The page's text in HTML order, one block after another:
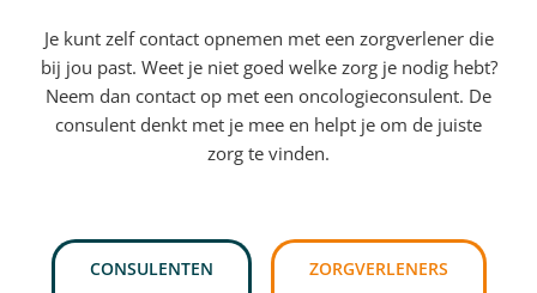
Je kunt zelf contact opnemen met een zorgverlener die
bij jou past. Weet je niet goed welke zorg je nodig hebt?
Neem dan contact op met een oncologieconsulent. De
consulent denkt met je mee en helpt je om de juiste
zorg te vinden.
CONSULENTEN ZORGVERLENERS